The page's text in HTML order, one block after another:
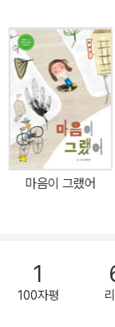
려 낸 그림책으로,
있습니다. 아이들의
당토않은 것처럼
는 일인칭 시점과 속
황스러운 심정을 고
둔 아이들에게는 공
있도록 도와줍니다. 발표 잘하는 아이들 앞에서 주눅이 드는 아이들
에게 “지금 그대로도 충분히 괜찮아! 힘내!” 이 책의 주인공 링링은 발
들으면 얼굴이 빨개
말문이 막히는 아이
는 이유는 무엇일까요? 여러 가지 이유가 있겠지만 가장 큰
마음이 그랬어
1
100자평